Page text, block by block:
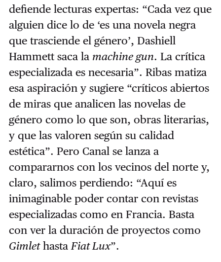
defiende lecturas expertas: “Cada vez que
alguien dice lo de ‘es una novela negra
que trasciende el género’, Dashiell
Hammett saca la machine gun. La crítica
especializada es necesaria”. Ribas matiza
esa aspiración y sugiere “críticos abiertos
de miras que analicen las novelas de
género como lo que son, obras literarias,
y que las valoren según su calidad
estética”. Pero Canal se lanza a
compararnos con los vecinos del norte y,
claro, salimos perdiendo: “Aquí es
inimaginable poder contar con revistas
especializadas como en Francia. Basta
con ver la duración de proyectos como
Gimlethasta Fiat Lux”.